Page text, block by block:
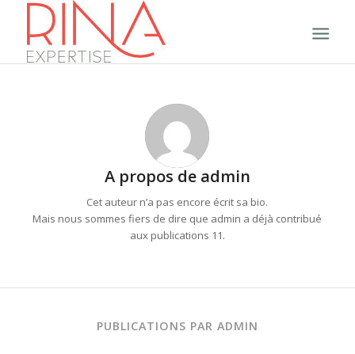
A propos de admin
Cet auteur n’a pas encore écrit sa bio.
Mais nous sommes fiers de dire que admin a déjà contribué
aux publications 11.
PUBLICATIONS PAR ADMIN